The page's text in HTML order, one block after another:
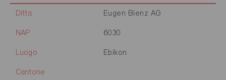
Ditta Eugen Bienz AG
NAP 6030
Luogo Ebikon
Cantone